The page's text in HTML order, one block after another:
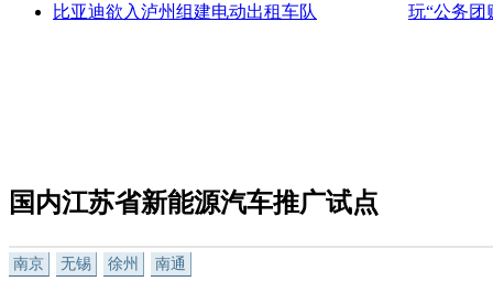
比亚迪欲入泸州组建电动出租车队
玩“公务团
国内江苏省新能源汽车推广试点
南京 无锡 徐州 南通